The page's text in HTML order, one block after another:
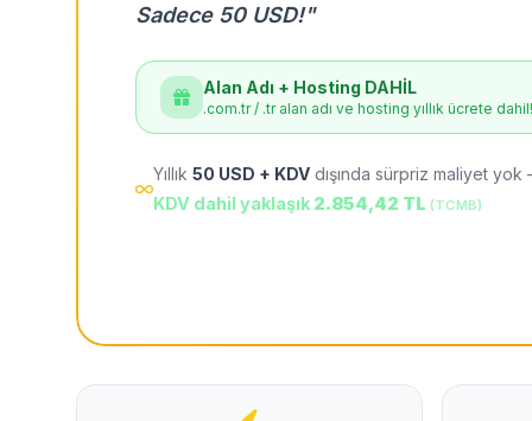
Sadece 50 USD!"
Alan Adı + Hosting DAHİL
.com.tr / .tr alan adı ve hosting yıllık ücrete dahil!
Yıllık 50 USD + KDV dışında sürpriz maliyet
KDV dahil yaklaşık 2.854,42 TL (TCMB)